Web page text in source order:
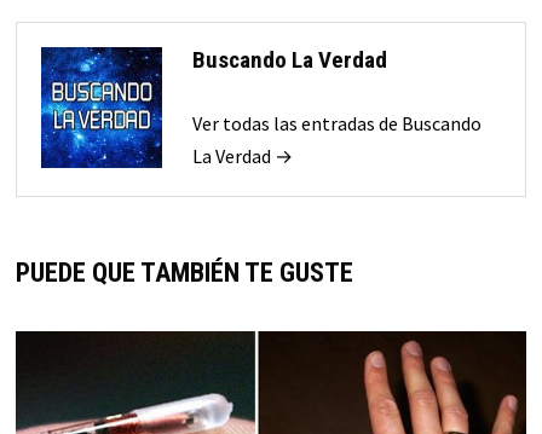
Buscando La Verdad
Ver todas las entradas de Buscando
La Verdad →
PUEDE QUE TAMBIÉN TE GUSTE